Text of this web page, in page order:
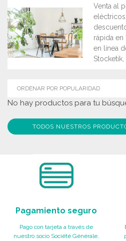
Venta al
rápida en
en línea
No hay productos para tu
TODOS NUESTROS
Pagamiento seguro
Pago con tarjeta a través de
nuestro socio Société Générale,